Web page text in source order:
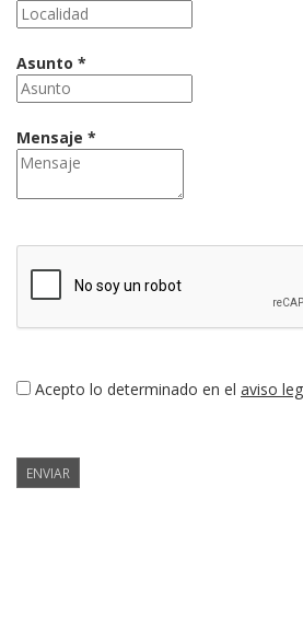
Asunto *
Mensaje *
Acepto lo determinado en el aviso
ENVIAR